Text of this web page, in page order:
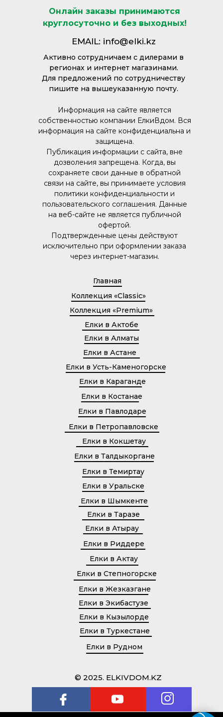
Информация на сайте является
собственностью компании ЕлкиВдом. Вся
информация на сайте конфиденциальна и
защищена.
Публикация информации с сайта, вне
дозволения запрещена. Когда, вы
сохраняете свои данные в обратной
связи на сайте, вы принимаете условия
политики конфиденциальности и
пользовательского соглашения. Данные
на веб-сайте не является публичной
офертой.
Подтвержденные цены действуют
исключительно при оформлении заказа
через интернет-магазин.
Главная
Коллекция «Classic»
Онлайн заказы принимаются
круглосуточно и без выходных!
EMAIL: info@elki.kz
Активно сотрудничаем с дилерами в
регионах и интернет магазинами.
Для предложений по сотрудничеству
пишите на вышеуказанную почту.
© 2025. ELKIVDOM.KZ
Коллекция «Premium»
Елки в Алматы
Елки в Астане
Елки в Усть-Каменогорске
Елки в Костанае
Елки в Караганде
Елки в Таразе
Елки в Петропавловске
Елки в Павлодаре
Елки в Шымкенте
Елки в Талдыкоргане
Елки в Атырау
Елки в Кокшетау
Елки в Темиртау
Елки в Уральске
Елки в Актобе
Елки в Актау
Елки в Риддере
Елки в Степногорске
Елки в Туркестане
Елки в Рудном
Елки в Экибастузе
Елки в Кызылорде
Елки в Жезказгане